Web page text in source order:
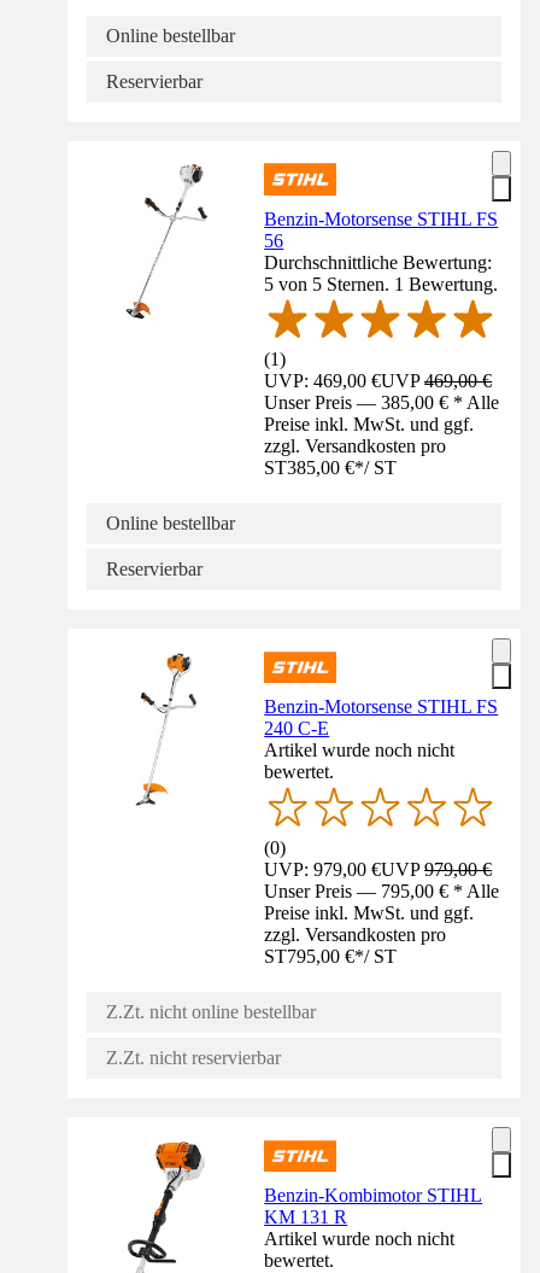
Online bestellbar
Reservierbar
Benzin-Motorsense STIHL FS
56
Durchschnittliche Bewertung:
5 von 5 Sternen. 1 Bewertung.
(1)
UVP: 469,00 €UVP469,00 €
Unser Preis — 385,00 € * Alle
Preise inkl. MwSt. und ggf.
zzgl. Versandkosten pro
ST385,00 €*/ ST
Online bestellbar
Reservierbar
Benzin-Motorsense STIHL FS
240 C-E
Artikel wurde noch nicht
bewertet.
(0)
UVP: 979,00 €UVP979,00 €
Unser Preis — 795,00 € * Alle
Preise inkl. MwSt. und ggf.
zzgl. Versandkosten pro
ST795,00 €*/ ST
Z.Zt. nicht online bestellbar
Z.Zt. nicht reservierbar
Benzin-Kombimotor STIHL
KM 131 R
Artikel wurde noch nicht
bewertet.